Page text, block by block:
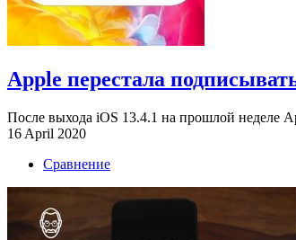
Apple перестала
После выхода iOS 13.4.1 на прошлой неделе
16 April 2020
Сравнение